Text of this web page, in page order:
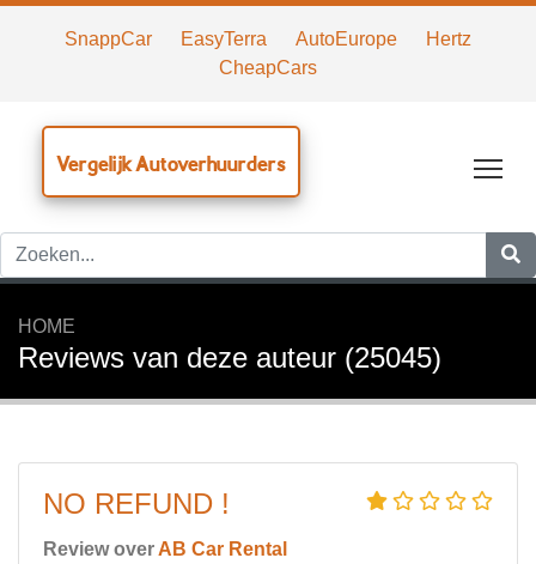
SnappCar EasyTerra AutoEurope
Hertz
CheapCars
Vergelijk Autoverhuurders
HOME
Reviews van deze auteur (25045)
NO REFUND !
Review over AB Car Rental